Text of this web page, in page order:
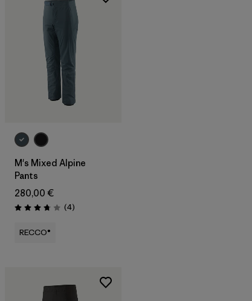
M's Mixed Alpine
Pants
280,00 €
Évaluation: 3.8 / 5
(4Avis
)
RECCO®